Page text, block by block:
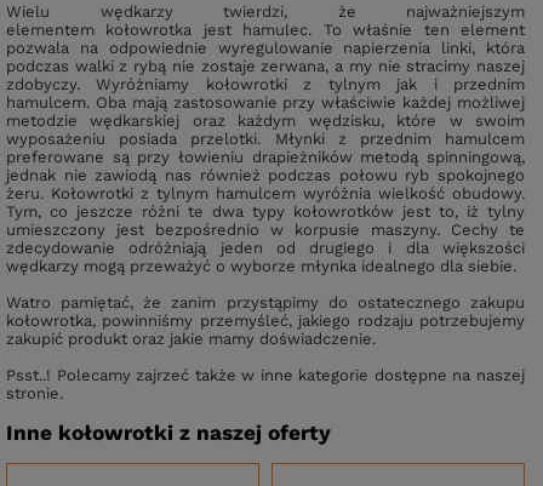
Wielu wędkarzy twierdzi, że najważniejszym
elementem kołowrotka jest hamulec. To właśnie ten element
pozwala na odpowiednie wyregulowanie napierzenia linki, która
podczas walki z rybą nie zostaje zerwana, a my nie stracimy naszej
zdobyczy. Wyróżniamy kołowrotki z tylnym jak i przednim
hamulcem. Oba mają zastosowanie przy właściwie każdej możliwej
metodzie wędkarskiej oraz każdym wędzisku, które w swoim
wyposażeniu posiada przelotki. Młynki z przednim hamulcem
preferowane są przy łowieniu drapieżników metodą spinningową,
jednak nie zawiodą nas również podczas połowu ryb spokojnego
żeru. Kołowrotki z tylnym hamulcem wyróżnia wielkość obudowy.
Tym, co jeszcze różni te dwa typy kołowrotków jest to, iż tylny
umieszczony jest bezpośrednio w korpusie maszyny. Cechy te
zdecydowanie odróżniają jeden od drugiego i dla większości
wędkarzy mogą przeważyć o wyborze młynka idealnego dla siebie.
Watro pamiętać, że zanim przystąpimy do ostatecznego zakupu
kołowrotka, powinniśmy przemyśleć, jakiego rodzaju potrzebujemy
zakupić produkt oraz jakie mamy doświadczenie.
Psst..! Polecamy zajrzeć także w inne kategorie dostępne na naszej
stronie.
Inne kołowrotki z naszej oferty